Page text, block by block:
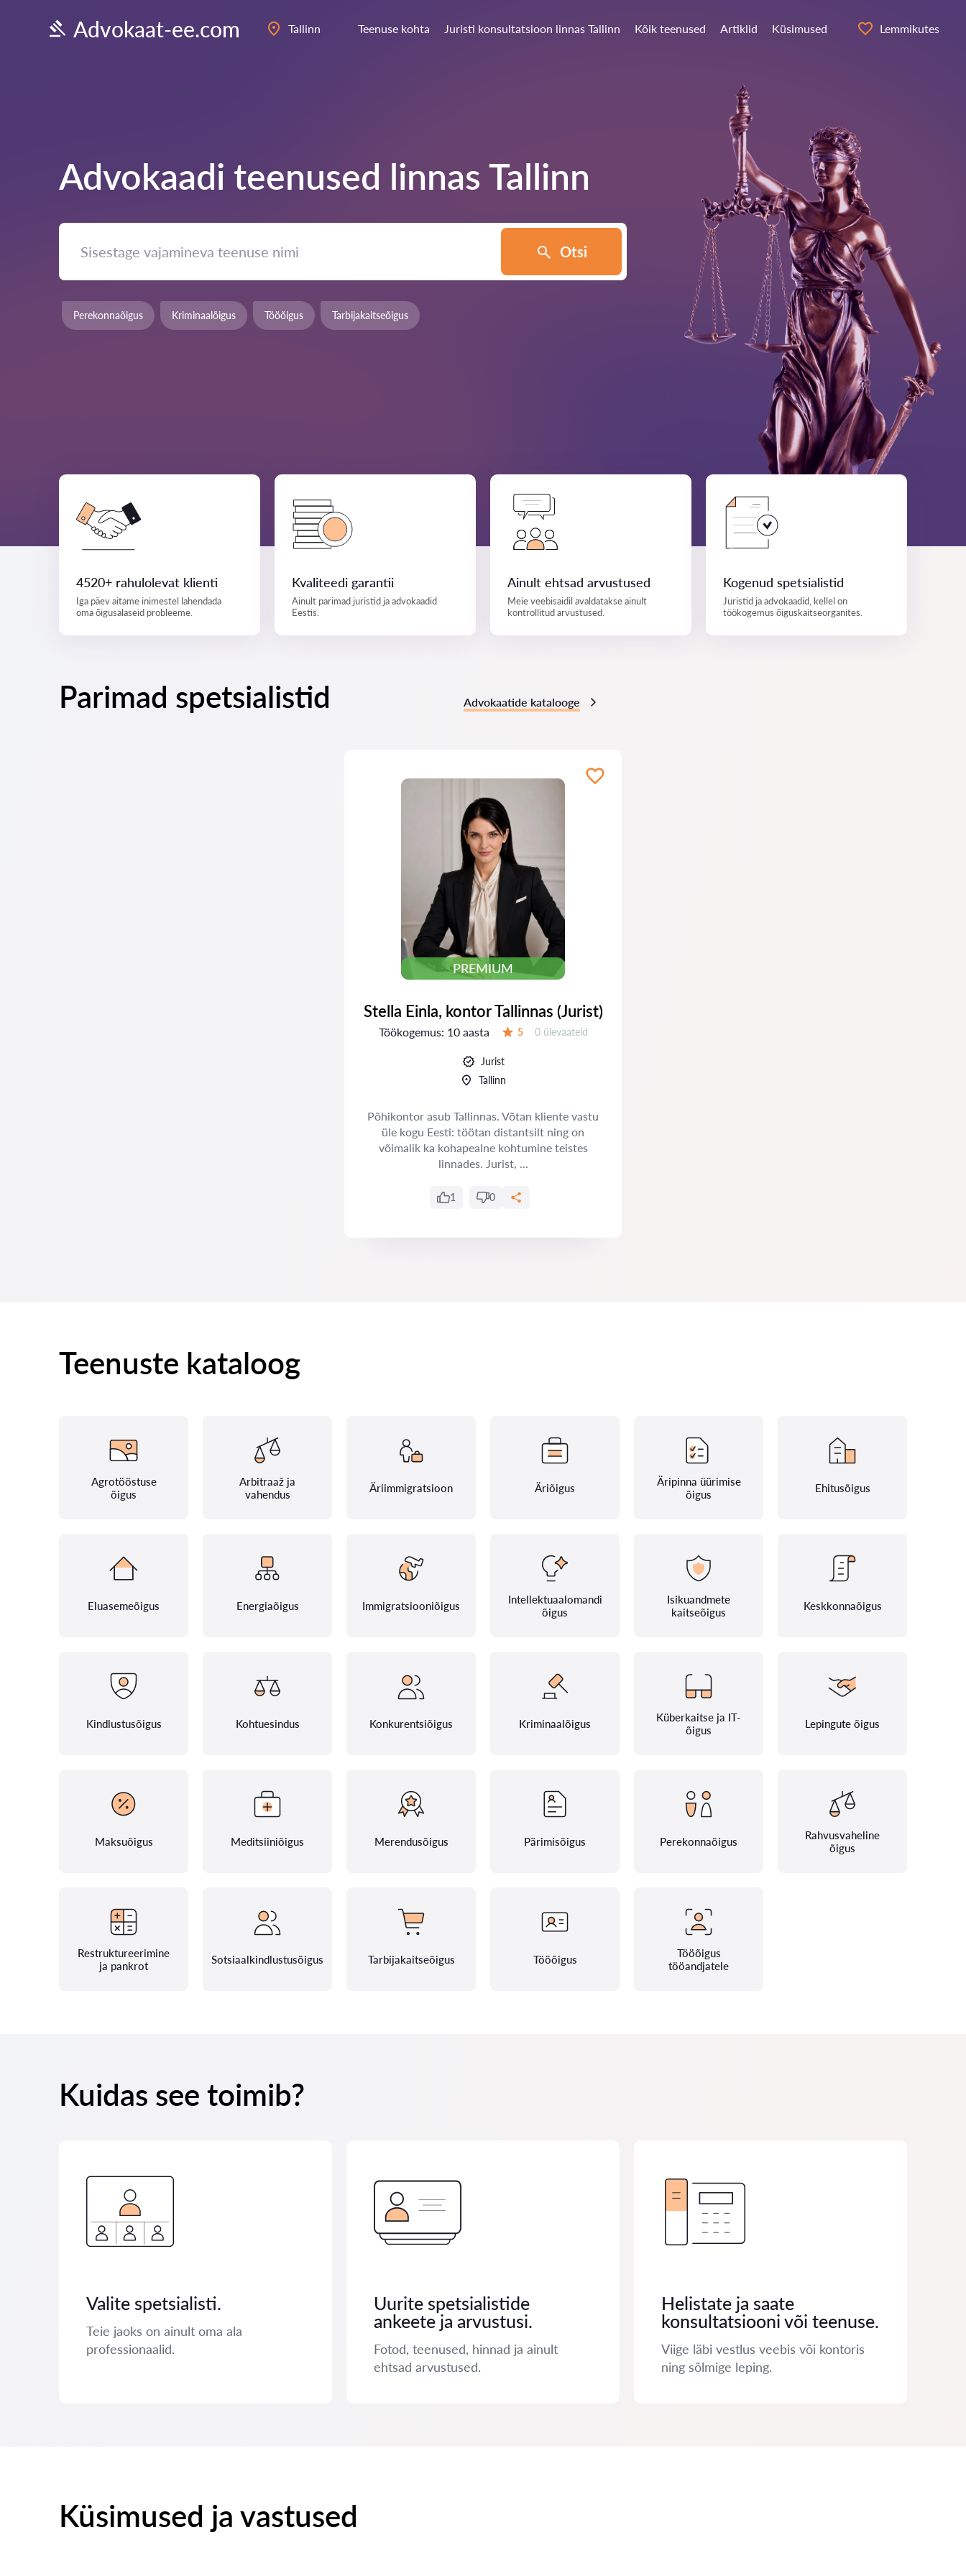
Advokaat-ee.com Tallinn Teenuse kohta Juristi konsultatsioon linnas Tallinn Kõik teenused Artiklid Küsimused Lemmikutes
Advokaadi teenused linnas Tallinn
Otsi
Perekonnaõigus Kriminaalõigus Tööõigus Tarbijakaitseõigus
4520+ rahulolevat klienti
Iga päev aitame inimestel lahendada
oma õigusalaseid probleeme.
Kvaliteedi garantii
Ainult parimad juristid ja advokaadid
Eestis.
Ainult ehtsad arvustused
Meie veebisaidil avaldatakse ainult
kontrollitud arvustused.
Kogenud spetsialistid
Juristid ja advokaadid, kellel on
töökogemus õiguskaitseorganites.
Parimad spetsialistid Advokaatide katalooge
PREMIUM
Stella Einla, kontor Tallinnas (Jurist)
Töökogemus: 10 aasta 5 Ülevaateid:
0 ülevaateid
Jurist
Tallinn
Põhikontor asub Tallinnas. Võtan kliente vastu
üle kogu Eesti: töötan distantsilt ning on
võimalik ka kohapealne kohtumine teistes
linnades. Jurist, ...
1 0
Teenuste kataloog
Agrotööstuse
õigus
Arbitraaž ja
vahendus
Äriimmigratsioon Äriõigus
Äripinna üürimise
õigus
Ehitusõigus
Eluasemeõigus Energiaõigus Immigratsiooniõigus
Intellektuaalomandi
õigus
Isikuandmete
kaitseõigus
Keskkonnaõigus
Kindlustusõigus Kohtuesindus Konkurentsiõigus Kriminaalõigus
Küberkaitse ja IT-
õigus
Lepingute õigus
Maksuõigus Meditsiiniõigus Merendusõigus Pärimisõigus Perekonnaõigus
Rahvusvaheline
õigus
Restruktureerimine
ja pankrot
Sotsiaalkindlustusõigus Tarbijakaitseõigus Tööõigus
Tööõigus
tööandjatele
Kuidas see toimib?
Valite spetsialisti.
Teie jaoks on ainult oma ala
professionaalid.
Uurite spetsialistide
ankeete ja arvustusi.
Fotod, teenused, hinnad ja ainult
ehtsad arvustused.
Helistate ja saate
konsultatsiooni või teenuse.
Viige läbi vestlus veebis või kontoris
ning sõlmige leping.
Küsimused ja vastused